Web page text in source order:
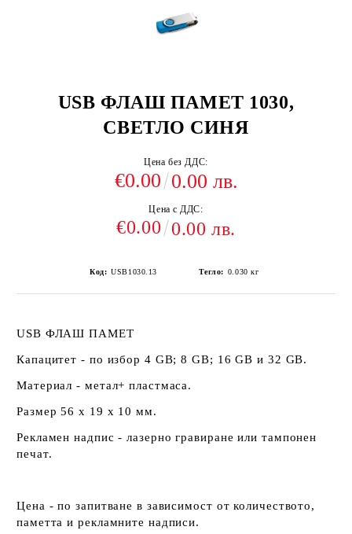
USB ФЛАШ ПАМЕТ 1030,
СВЕТЛО СИНЯ
Цена без ДДС:
€0.00 0.00 лв.
Цена с ДДС:
€0.00 0.00 лв.
Код: USB1030.13 Тегло: 0.030 кг
USB ФЛАШ ПАМЕТ
Капацитет - по избор 4 GB; 8 GB; 16 GB и 32 GB.
Материал - метал+ пластмаса.
Размер 56 х 19 х 10 мм.
Рекламен надпис - лазерно гравиране или тампонен
печат.
Цена - по запитване в зависимост от количеството,
паметта и рекламните надписи.